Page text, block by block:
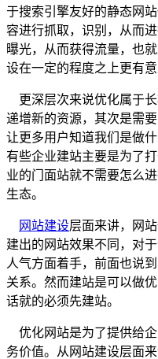
于搜索引擎友好的静态网
容进行抓取，识别，从而
曝光，从而获得流量，也
设在一定的程度之上更有意
更深层次来说优化属于
递增新的资源，其次是需
让更多用户知道我们是做
有些企业建站主要是为了
业的门面站就不需要怎么
生态。
网站建设层面来讲，网
建出的网站效果不同，对
人气方面着手，前面也说
关系。然而建站是可以做
话就的必须先建站。
优化网站是为了提供给
务价值。从网站建设层面